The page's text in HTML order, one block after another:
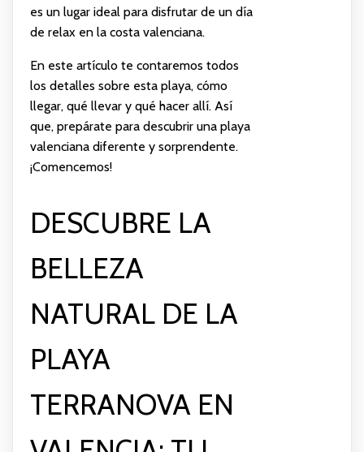
es un lugar ideal para disfrutar de un día
de relax en la costa valenciana.
En este artículo te contaremos todos
los detalles sobre esta playa, cómo
llegar, qué llevar y qué hacer allí. Así
que, prepárate para descubrir una playa
valenciana diferente y sorprendente.
¡Comencemos!
DESCUBRE LA
BELLEZA
NATURAL DE LA
PLAYA
TERRANOVA EN